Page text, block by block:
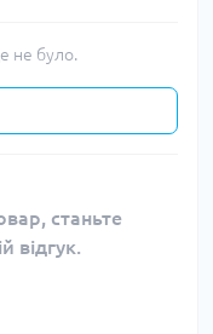
не було.
станьте
відгук.